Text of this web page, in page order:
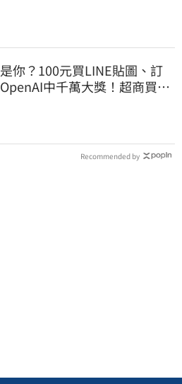
是你？100元買LINE貼圖、訂
OpenAI中千萬大獎！超商買10
Recommended by